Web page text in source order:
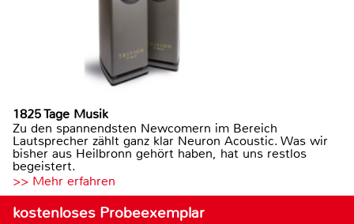
1825 Tage Musik
Zu den spannendsten Newcomern im Bereich
Lautsprecher zählt ganz klar Neuron Acoustic. Was wir
bisher aus Heilbronn gehört haben, hat uns restlos
begeistert.
>> Mehr erfahren
kostenloses Probeexemplar